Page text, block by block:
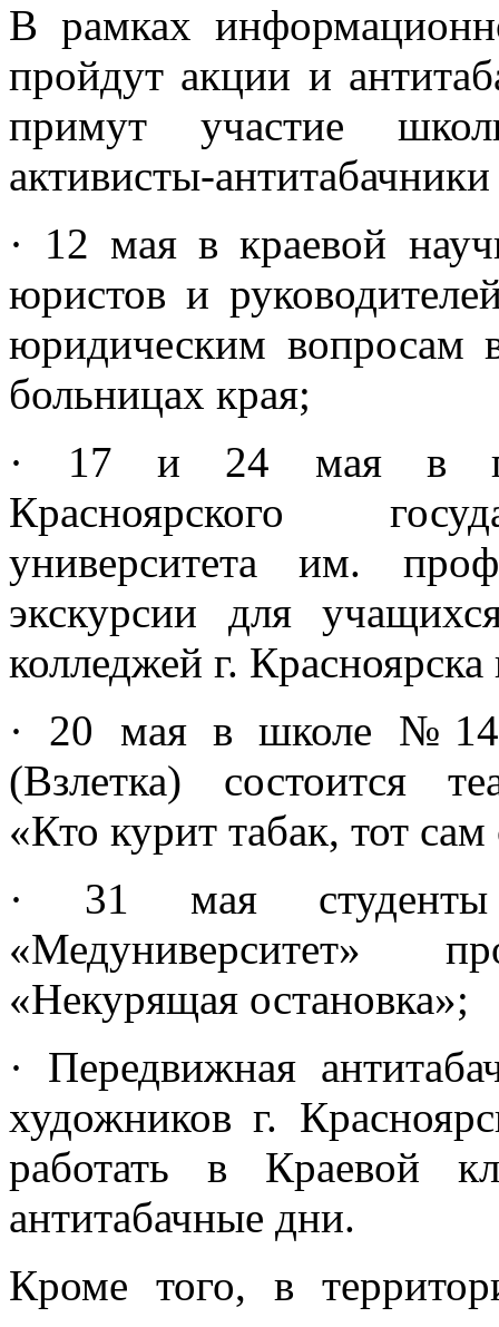
В рамках
пройдут акции и
примут участие
активисты-
· 12 мая в краевой
юристов и
юридическим вопросам
больницах края;
· 17 и 24 мая в
Красноярского
университета им.
экскурсии для
колледжей г.
· 20 мая в школе
(Взлетка) состоится
«Кто курит табак, тот сам
· 31 мая
«Медуниверситет»
«Некурящая остановка»;
· Передвижная
художников г.
работать в Краевой
антитабачные дни.
Кроме того, в